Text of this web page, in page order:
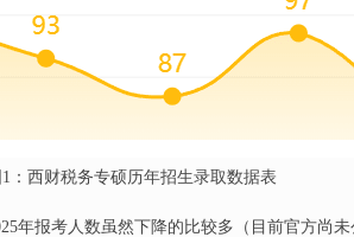
1：西财税务专硕历年招生录取数据表
年报考人数虽然下降的比较多（目前官方尚